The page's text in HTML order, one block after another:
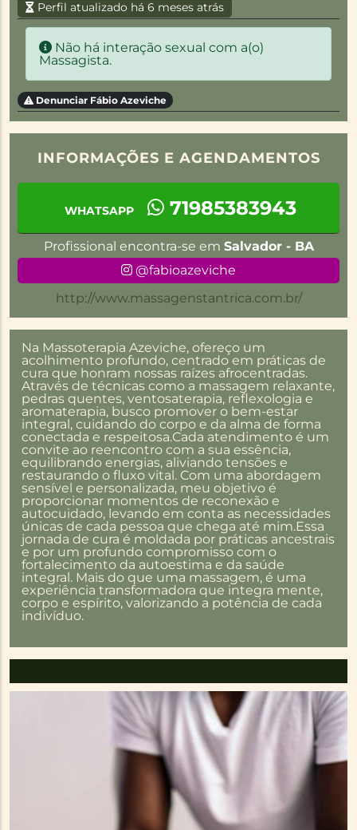
Na Massoterapia Azeviche, ofereço um
acolhimento profundo, centrado em práticas de
cura que honram nossas raízes afrocentradas.
Através de técnicas como a massagem relaxante,
pedras quentes, ventosaterapia, reflexologia e
aromaterapia, busco promover o bem-estar
integral, cuidando do corpo e da alma de forma
conectada e respeitosa.Cada atendimento é um
convite ao reencontro com a sua essência,
equilibrando energias, aliviando tensões e
restaurando o fluxo vital. Com uma abordagem
sensível e personalizada, meu objetivo é
proporcionar momentos de reconexão e
autocuidado, levando em conta as necessidades
únicas de cada pessoa que chega até mim.Essa
jornada de cura é moldada por práticas ancestrais
e por um profundo compromisso com o
fortalecimento da autoestima e da saúde
integral. Mais do que uma massagem, é uma
experiência transformadora que integra mente,
corpo e espírito, valorizando a potência de cada
indivíduo.
Perfil atualizado há 6 meses atrás
Não há interação sexual com a(o)
Massagista.
Denunciar Fábio Azeviche
INFORMAÇÕES E AGENDAMENTOS
WHATSAPP 71985383943
Profissional encontra-se em Salvador - BA
@fabioazeviche
http://www.massagenstantrica.com.br/